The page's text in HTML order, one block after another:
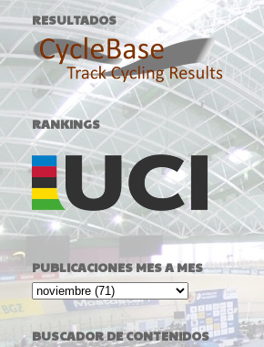
RESULTADOS
RANKINGS
PUBLICACIONES MES A MES
BUSCADOR DE CONTENIDOS